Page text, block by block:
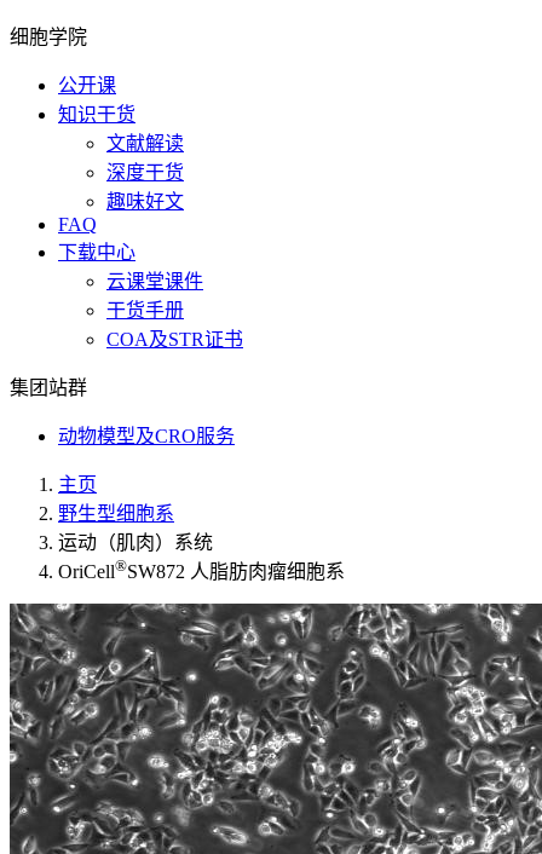
细胞学院
公开课
知识干货
文献解读
深度干货
趣味好文
FAQ
下载中心
云课堂课件
干货手册
COA及STR证书
集团站群
动物模型及CRO服务
主页
野生型细胞系
运动（肌肉）系统
OriCell®SW872 人脂肪肉瘤细胞系